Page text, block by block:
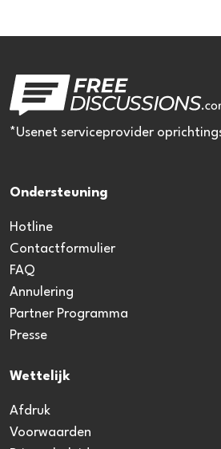
*Usenet serviceprovider
Ondersteuning
Hotline
Contactformulier
FAQ
Annulering
Partner Programma
Presse
Wettelijk
Afdruk
Voorwaarden